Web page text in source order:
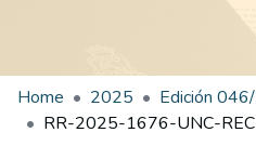
Home 2025
RR-2025-1676-UNC-REC